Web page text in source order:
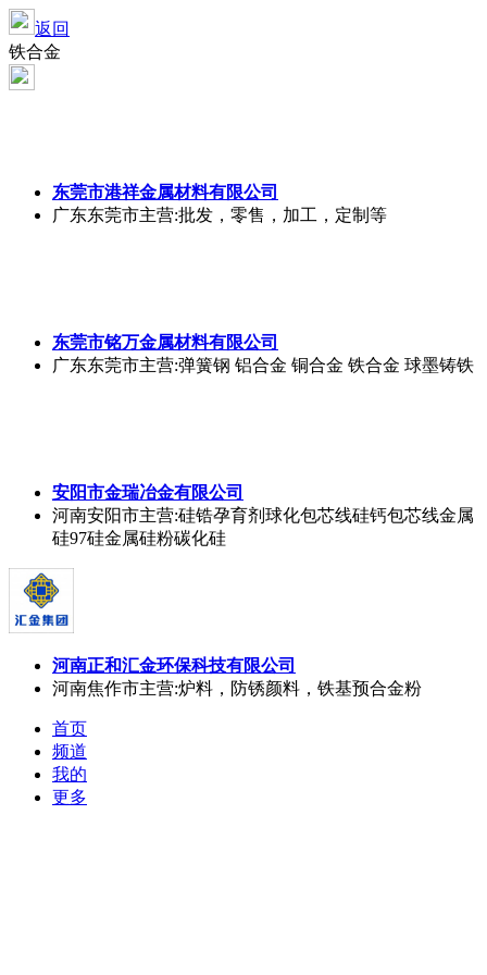
返回
铁合金
东莞市港祥金属材料有限公司
广东东莞市主营:批发，零售，加工，定制等
东莞市铭万金属材料有限公司
广东东莞市主营:弹簧钢 铝合金 铜合金 铁合金 球墨铸铁
安阳市金瑞冶金有限公司
河南安阳市主营:硅锆孕育剂球化包芯线硅钙包芯线金属
硅97硅金属硅粉碳化硅
河南正和汇金环保科技有限公司
河南焦作市主营:炉料，防锈颜料，铁基预合金粉
首页
频道
我的
更多